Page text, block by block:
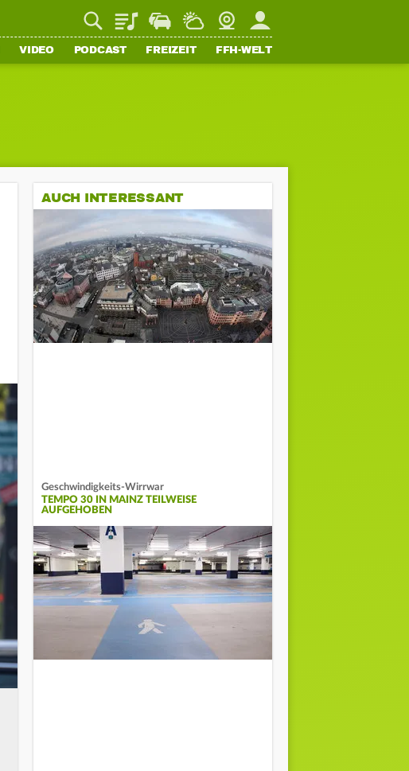
PlaylistStaupilotWetterWebcamMein FFH
VIDEO PODCAST FREIZEIT FFH-WELT
AUCH INTERESSANT
Geschwindigkeits-Wirrwar
TEMPO 30 IN MAINZ TEILWEISE
AUFGEHOBEN